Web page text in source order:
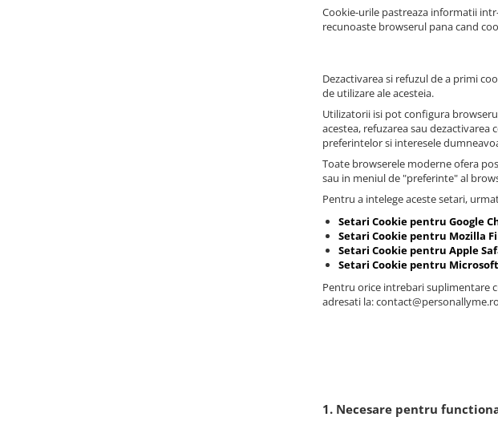
Cookie-urile pastreaza informatii
recunoaste browserul pana cand
Dezactivarea si refuzul de a primi
de utilizare ale acesteia.
Utilizatorii isi pot configura
acestea, refuzarea sau
preferintelor si interesele
Toate browserele moderne ofera
sau in meniul de "preferinte" al
Pentru a intelege aceste setari,
Setari Cookie pentru Google
Setari Cookie pentru Mozilla
Setari Cookie pentru Apple
Setari Cookie pentru
Pentru orice intrebari suplimentare
adresati la: contact@personallyme.ro
1. Necesare pentru